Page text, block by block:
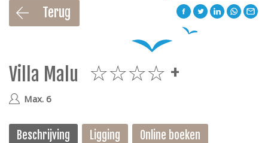
Terug
Villa Malu
Max. 6
Beschrijving Ligging Online boeken